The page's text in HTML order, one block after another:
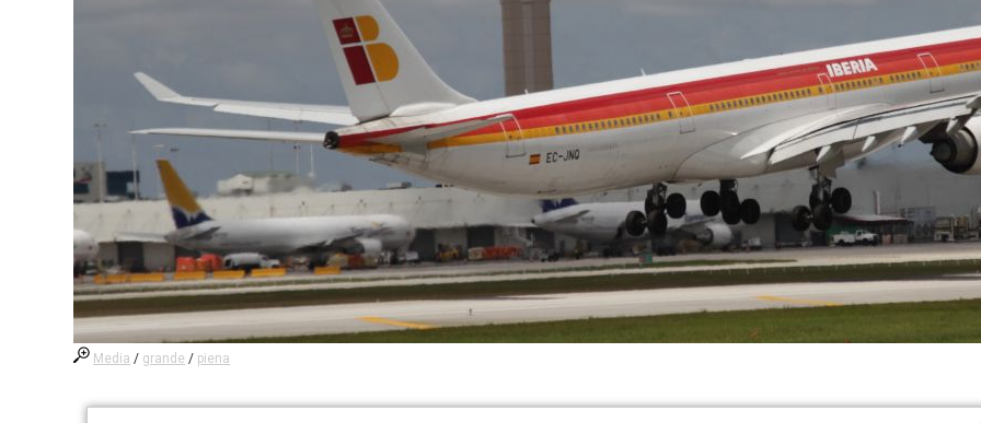
Media / grande / piena